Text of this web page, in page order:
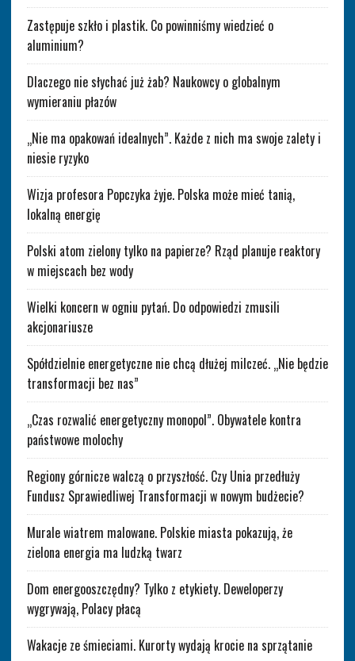
Zastępuje szkło i plastik. Co powinniśmy wiedzieć o
aluminium?
Dlaczego nie słychać już żab? Naukowcy o globalnym
wymieraniu płazów
„Nie ma opakowań idealnych”. Każde z nich ma swoje zalety i
niesie ryzyko
Wizja profesora Popczyka żyje. Polska może mieć tanią,
lokalną energię
Polski atom zielony tylko na papierze? Rząd planuje reaktory
w miejscach bez wody
Wielki koncern w ogniu pytań. Do odpowiedzi zmusili
akcjonariusze
Spółdzielnie energetyczne nie chcą dłużej milczeć. „Nie będzie
transformacji bez nas”
„Czas rozwalić energetyczny monopol”. Obywatele kontra
państwowe molochy
Regiony górnicze walczą o przyszłość. Czy Unia przedłuży
Fundusz Sprawiedliwej Transformacji w nowym budżecie?
Murale wiatrem malowane. Polskie miasta pokazują, że
zielona energia ma ludzką twarz
Dom energooszczędny? Tylko z etykiety. Deweloperzy
wygrywają, Polacy płacą
Wakacje ze śmieciami. Kurorty wydają krocie na sprzątanie